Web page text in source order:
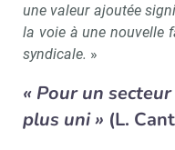
une valeur ajoutée
la voie à une nouvelle
syndicale. »
« Pour un
plus uni » (L.